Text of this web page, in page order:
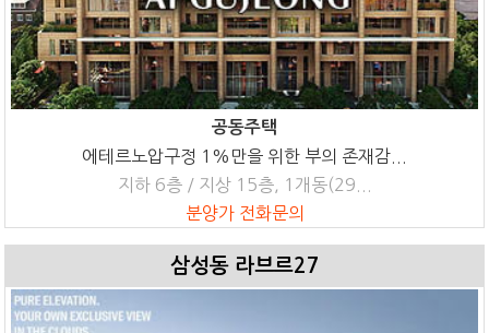
공동주택
에테르노압구정 1%만을 위한 부의 존재감...
지하 6층 / 지상 15층, 1개동(29...
분양가 전화문의
삼성동 라브르27